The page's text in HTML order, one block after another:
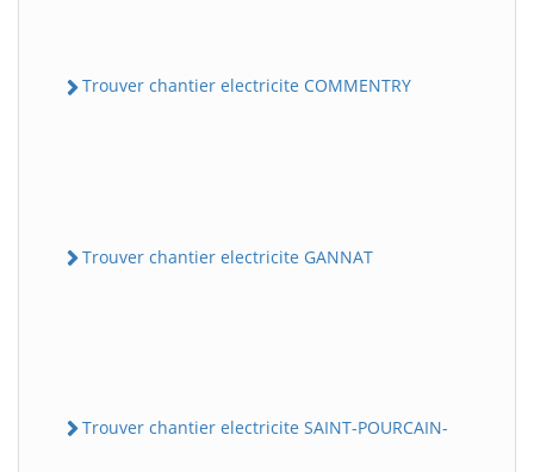
Trouver chantier electricite COMMENTRY
Trouver chantier electricite GANNAT
Trouver chantier electricite SAINT-POURCAIN-